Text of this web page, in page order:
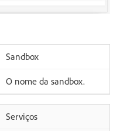
Sandbox
O nome da sandbox.
Serviços